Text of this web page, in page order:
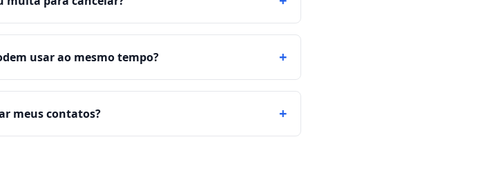
usar ao mesmo tempo? +
meus contatos? +